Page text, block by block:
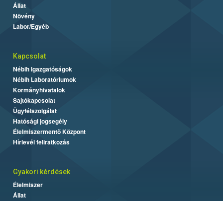
Állat
Növény
Labor/Egyéb
Kapcsolat
Nébih Igazgatóságok
Nébih Laboratóriumok
Kormányhivatalok
Sajtókapcsolat
Ügyfélszolgálat
Hatósági jogsegély
Élelmiszermentő Központ
Hírlevél feliratkozás
Gyakori kérdések
Élelmiszer
Állat